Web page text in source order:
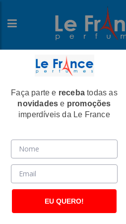
Home>Alfa Romeo>Perfumes Masculinos
Kit Alfa Romeo Black
After Shave Lotion 75
(2699)
Faça parte e receba todas as
novidades e promoções
imperdíveis da Le France
EU QUERO!